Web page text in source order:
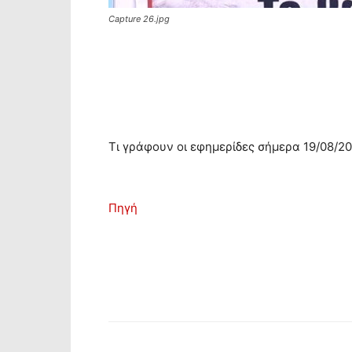
Capture 26.jpg
Τι γράφουν οι εφημερίδες σήμερα 19/08/
Πηγή